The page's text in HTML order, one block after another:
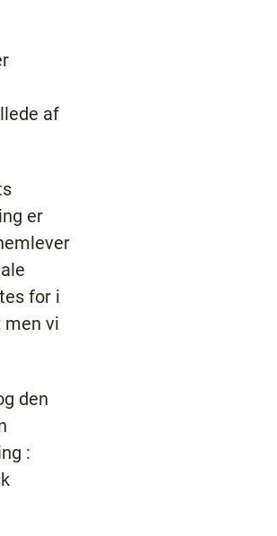
af
er
for i
men vi
den
: